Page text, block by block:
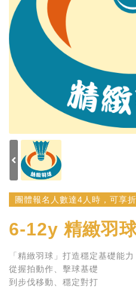
團體報名人數達4人時，可享
6-12y 精緻羽
「精緻羽球」打造穩定基礎能力
從握拍動作、擊球基礎
到步伐移動、穩定對打